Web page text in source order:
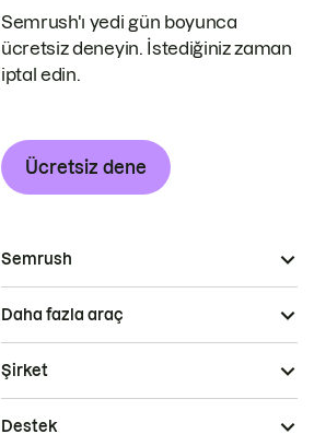
Semrush'ı yedi gün boyunca
ücretsiz deneyin. İstediğiniz zaman
iptal edin.
Ücretsiz dene
Semrush
Daha fazla araç
Şirket
Destek